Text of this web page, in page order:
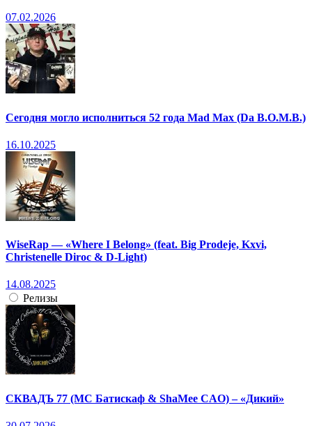
07.02.2026
Сегодня могло исполниться 52 года Mad Max (Da B.O.M.B.)
16.10.2025
WiseRap — «Where I Belong» (feat. Big Prodeje, Kxvi,
Christenelle Diroc & D-Light)
14.08.2025
Релизы
СКВАДЪ 77 (МС Батискаф & ShaMee CAO) – «Дикий»